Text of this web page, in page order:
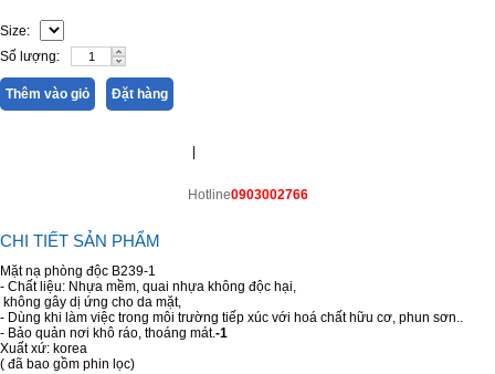
Size:
Số lượng:
Thêm vào giỏ Đặt hàng
Hotline0903002766
CHI TIẾT SẢN PHẨM
Mặt nạ phòng độc B239-1
- Chất liệu: Nhựa mềm, quai nhựa không độc hại,
không gây dị ứng cho da mặt,
- Dùng khi làm việc trong môi trường tiếp xúc với hoá chất hữu cơ, phun sơn..
- Bảo quản nơi khô ráo, thoáng mát.-1
Xuất xứ: korea
( đã bao gồm phin lọc)